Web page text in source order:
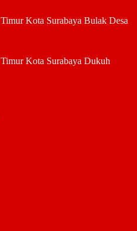
Kota Surabaya Bulak Desa
Kota Surabaya Dukuh